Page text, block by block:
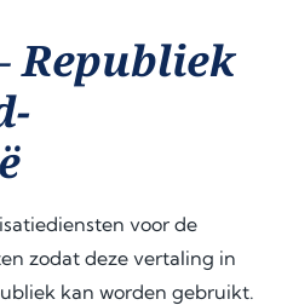
Republiek
voor de
zodat deze vertaling in
kan worden gebruikt.